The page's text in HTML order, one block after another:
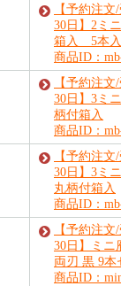
【予約注
30日】2ミ
箱入 5本入
商品ID：
【予約注
30日】3ミ
柄付箱入
商品ID：
【予約注
30日】3ミ
丸柄付箱入
商品ID：
【予約注
30日】ミニ
両刃 黒 9本
商品ID：